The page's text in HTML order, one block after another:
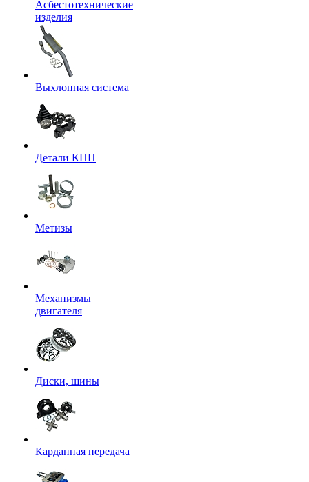
Асбестотехнические
изделия
Выхлопная система
Детали КПП
Метизы
Механизмы
двигателя
Диски, шины
Карданная передача